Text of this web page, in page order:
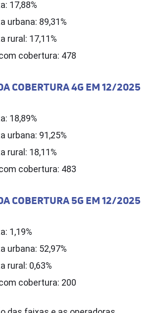
17,88%
urbana: 89,31%
rural: 17,11%
cobertura: 478
COBERTURA 4G EM 12/2025
18,89%
urbana: 91,25%
rural: 18,11%
cobertura: 483
COBERTURA 5G EM 12/2025
1,19%
urbana: 52,97%
rural: 0,63%
cobertura: 200